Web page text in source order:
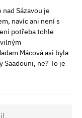
Sázavou je
navíc ani není s
potřeba tohle
Mácová asi byla
Saadouni, ne? To je